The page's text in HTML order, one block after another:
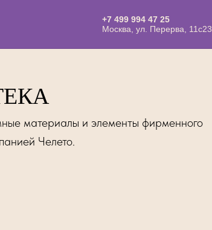
+7 499 994 47 25
Москва, ул. Перерва, 11с23
материалы и элементы фирменного
Челето.